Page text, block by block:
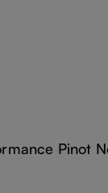
Pinot